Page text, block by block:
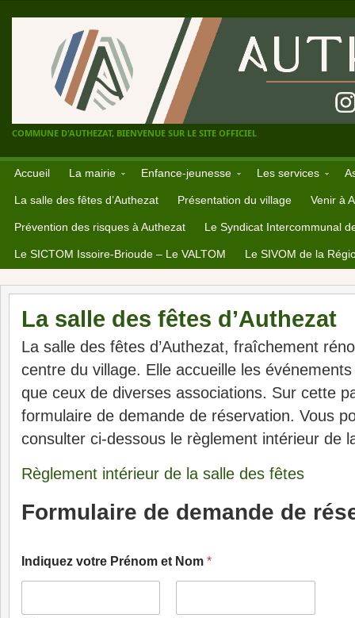
COMMUNE D'AUTHEZAT, BIENVENUE SUR LE SITE OFFICIEL
Accueil La mairie Enfance-jeunesse Les services
La salle des fêtes d’Authezat Présentation du village Venir à
Prévention des risques à Authezat Le Syndicat Intercommunal
Le SICTOM Issoire-Brioude – Le VALTOM Le SIVOM de la
La salle des fêtes d’Authezat
La salle des fêtes d’Authezat, fraîchement
centre du village. Elle accueille les
que ceux de diverses associations. Sur cette
formulaire de demande de réservation. Vous
consulter ci-dessous le règlement intérieur de
Règlement intérieur de la salle des fêtes
Formulaire de demande de
Indiquez votre Prénom et Nom *